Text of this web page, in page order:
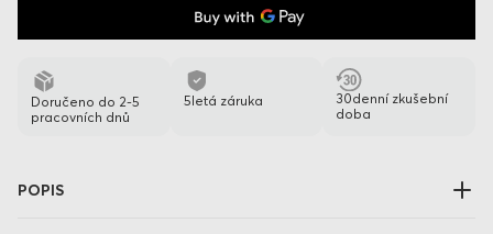
Doručeno do 2-5
pracovních dnů
5letá záruka
30denní zkušební
doba
POPIS